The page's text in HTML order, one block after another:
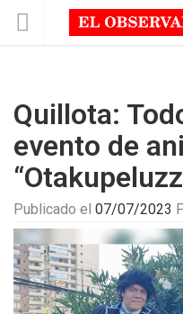
Quillota:
evento de
Publicado el 07/07/2023